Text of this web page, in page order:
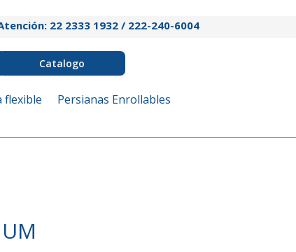
22 2333 1932 / 222-240-6004
Catalogo
flexible
Persianas Enrollables